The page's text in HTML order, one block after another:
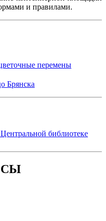
и правилами.
перемены
Брянска
библиотеке